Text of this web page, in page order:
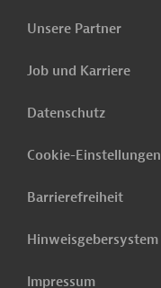
Unsere Partner
Job und Karriere
Datenschutz
Cookie-Einstellungen
Barrierefreiheit
Hinweisgebersystem
Impressum